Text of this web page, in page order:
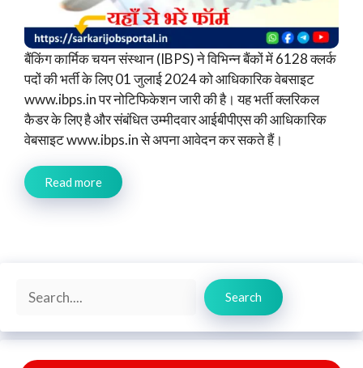
बैंकिंग कार्मिक चयन संस्थान (IBPS) ने विभिन्न बैंकों में 6128 क्लर्क
पदों की भर्ती के लिए 01 जुलाई 2024 को आधिकारिक वेबसाइट
www.ibps.in पर नोटिफिकेशन जारी की है। यह भर्ती क्लरिकल
कैडर के लिए है और संबंधित उम्मीदवार आईबीपीएस की आधिकारिक
वेबसाइट www.ibps.in से अपना आवेदन कर सकते हैं।
Read more
Search
Search